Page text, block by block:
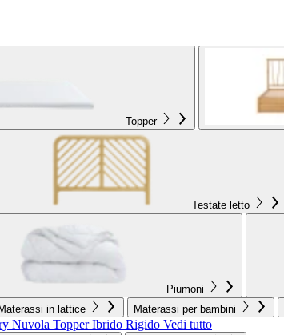
Topper
Testate letto
Piumoni
Materassi in lattice Materassi per bambini
Nuvola Topper Ibrido Rigido Vedi tutto